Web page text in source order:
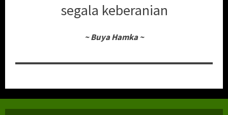
segala keberanian
~ Buya Hamka ~